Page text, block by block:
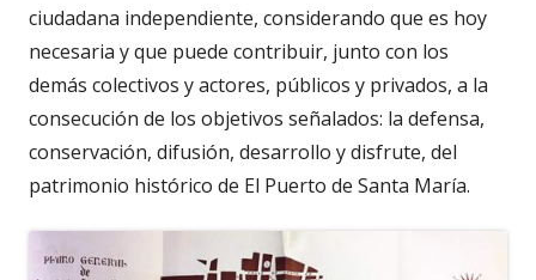
ciudadana independiente, considerando que es hoy
necesaria y que puede contribuir, junto con los
demás colectivos y actores, públicos y privados, a la
consecución de los objetivos señalados: la defensa,
conservación, difusión, desarrollo y disfrute, del
patrimonio histórico de El Puerto de Santa María.